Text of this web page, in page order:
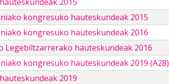
kongresuko hauteskundeak 2015
kongresuko hauteskundeak 2016
Legebiltzarrerako hauteskundeak 2016
kongresuko hauteskundeak 2019 (A28)
2019